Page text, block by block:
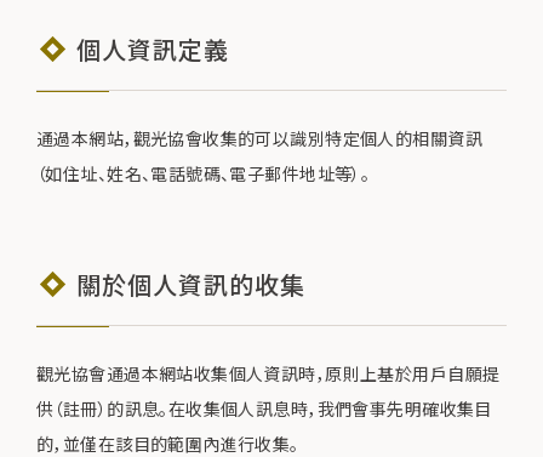
個人資訊定義
通過本網站，觀光協會收集的可以識別特定個人的相關資訊
（如住址、姓名、電話號碼、電子郵件地址等）。
關於個人資訊的收集
觀光協會通過本網站收集個人資訊時，原則上基於用戶自願提
供（註冊）的訊息。在收集個人訊息時，我們會事先明確收集目
的，並僅在該目的範圍內進行收集。